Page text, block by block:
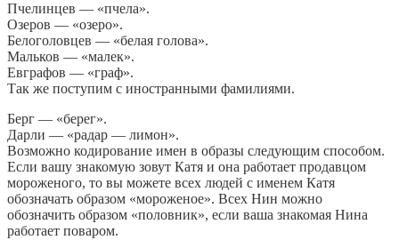
Пчелинцев — «пчела».
Озеров — «озеро».
Белоголовцев — «белая голова».
Мальков — «малек».
Евграфов — «граф».
Так же поступим с иностранными фамилиями.
Берг — «берег».
Дарли — «радар — лимон».
Возможно кодирование имен в образы следующим способом.
Если вашу знакомую зовут Катя и она работает продавцом
мороженого, то вы можете всех людей с именем Катя
обозначать образом «мороженое». Всех Нин можно
обозначить образом «половник», если ваша знакомая Нина
работает поваром.